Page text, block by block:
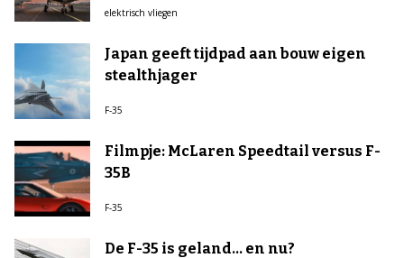
elektrisch vliegen
Japan geeft tijdpad aan bouw eigen
stealthjager
F-35
Filmpje: McLaren Speedtail versus F-
35B
F-35
De F-35 is geland... en nu?